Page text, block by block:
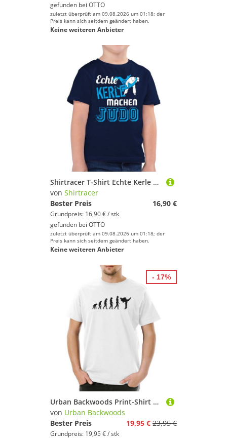
gefunden bei OTTO
zuletzt überprüft am 09.08.2026 um 01:18; der
Preis kann sich seitdem geändert haben.
Keine weiteren Anbieter
Shirtracer T-Shirt Echte Kerle machen Judo (1-tlg) Kinder Sport Kleidung
von Shirtracer
Bester Preis
16,90 €
Grundpreis: 16,90 € / stk
gefunden bei OTTO
zuletzt überprüft am 09.08.2026 um 01:18; der
Preis kann sich seitdem geändert haben.
Keine weiteren Anbieter
Urban Backwoods Print-Shirt Karate Evolution Herren T-Shirt Kung Fu Martial Arts Teakwondo Kid (1-tlg) Kampfsport Personal Coach Curls
von Urban Backwoods
Bester Preis
19,95 € 23,95 €
Grundpreis: 19,95 € / stk
- 17%